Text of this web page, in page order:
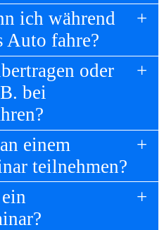
ich während
Auto fahre?
oder
bei
einem
teilnehmen?